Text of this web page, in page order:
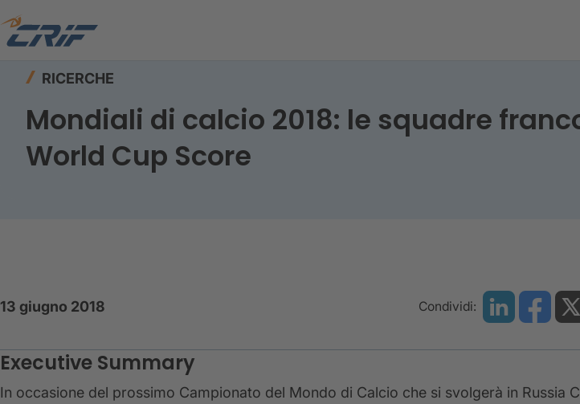
Home
RICERCHE
Mondiali di calcio 2018: le squadre
World Cup Score
13 giugno 2018 Condividi:
Executive Summary
In occasione del prossimo Campionato del Mondo di Calcio che si svolgerà in Russia